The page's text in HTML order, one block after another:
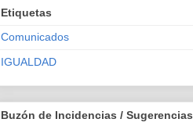
Etiquetas
Comunicados
IGUALDAD
Buzón de Incidencias / Sugerencias